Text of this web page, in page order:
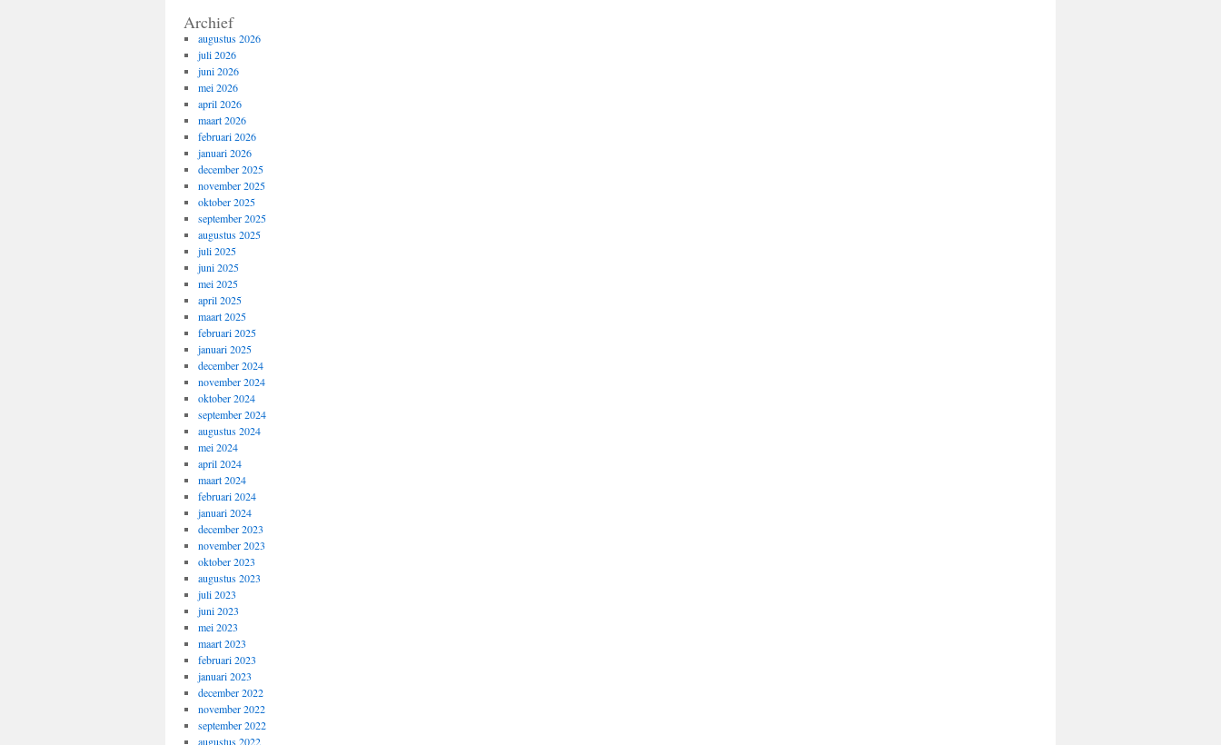
Archief
augustus 2026
juli 2026
juni 2026
mei 2026
april 2026
maart 2026
februari 2026
januari 2026
december 2025
november 2025
oktober 2025
september 2025
augustus 2025
juli 2025
juni 2025
mei 2025
april 2025
maart 2025
februari 2025
januari 2025
december 2024
november 2024
oktober 2024
september 2024
augustus 2024
mei 2024
april 2024
maart 2024
februari 2024
januari 2024
december 2023
november 2023
oktober 2023
augustus 2023
juli 2023
juni 2023
mei 2023
maart 2023
februari 2023
januari 2023
december 2022
november 2022
september 2022
augustus 2022